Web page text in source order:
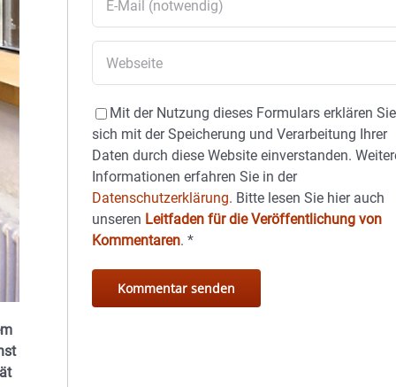
Mit der Nutzung dieses Formulars erklären Sie
sich mit der Speicherung und Verarbeitung Ihrer
Daten durch diese Website einverstanden.
Informationen erfahren Sie in der
Datenschutzerklärung. Bitte lesen Sie hier auch
unseren Leitfaden für die Veröffentlichung von
Kommentaren.*